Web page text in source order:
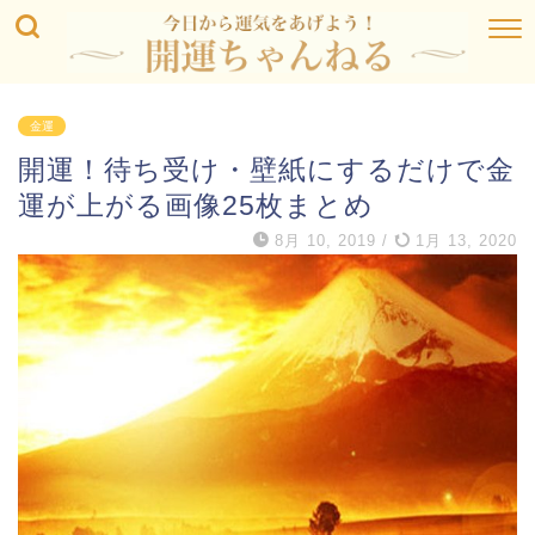
金運
開運！待ち受け・壁紙にするだけで金
運が上がる画像25枚まとめ
8月 10, 2019 / 1月 13, 2020